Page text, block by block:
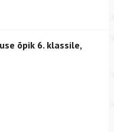
õpik 6. klassile,